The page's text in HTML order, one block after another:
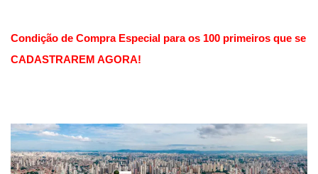
Condição de Compra Especial para os 100 primeiros que se
CADASTRAREM AGORA!